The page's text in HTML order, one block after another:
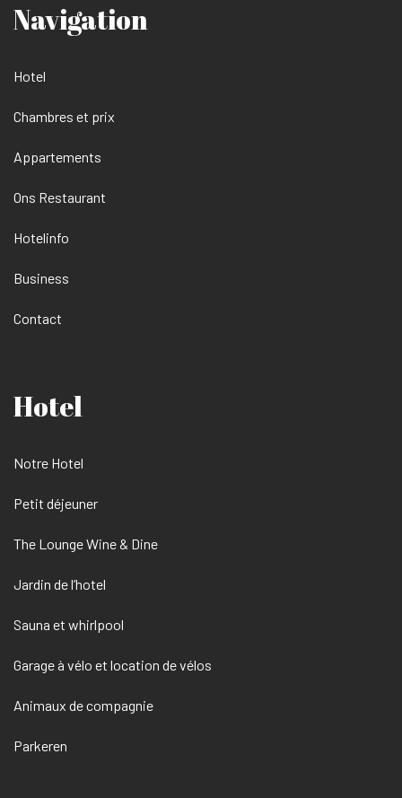
Navigation
Hotel
Chambres et prix
Appartements
Ons Restaurant
Hotelinfo
Business
Contact
Hotel
Notre Hotel
Petit déjeuner
The Lounge Wine & Dine
Jardin de l’hotel
Sauna et whirlpool
Garage à vélo et location de vélos
Animaux de compagnie
Parkeren